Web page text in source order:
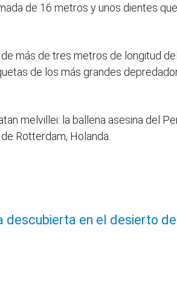
de 16 metros y unos dientes que
más de tres metros de longitud del
de los más grandes
melvillei: la ballena asesina del
Rotterdam, Holanda.
descubierta en el desierto de